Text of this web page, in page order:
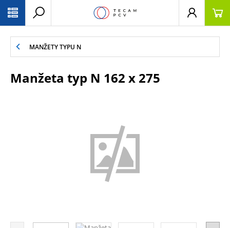
MANŽETY TYPU N
Manžeta typ N 162 x 275